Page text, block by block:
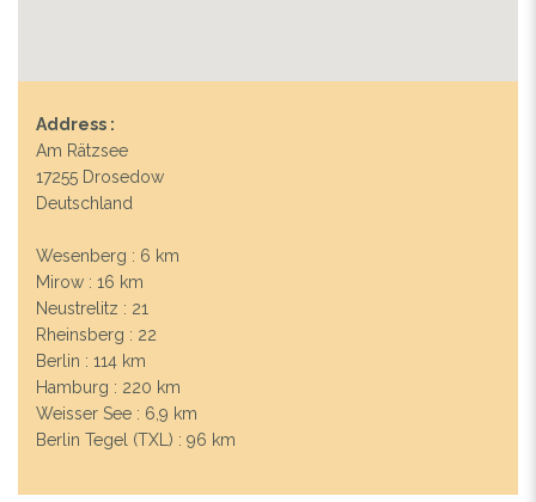
Previous
Address :
Am Rätzsee
17255 Drosedow
Deutschland
Wesenberg : 6 km
Mirow : 16 km
Neustrelitz : 21
Rheinsberg : 22
Berlin : 114 km
Hamburg : 220 km
Weisser See : 6,9 km
Berlin Tegel (TXL) : 96 km